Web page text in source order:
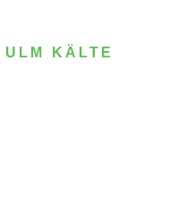
ULM KÄLTE